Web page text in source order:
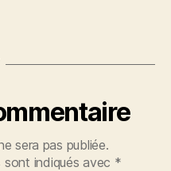
sera pas publiée.
indiqués avec *